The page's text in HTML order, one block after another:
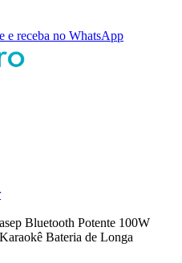
e receba no WhatsApp
Bluetooth Potente 100W
Bateria de Longa